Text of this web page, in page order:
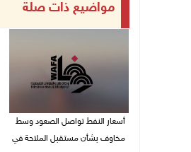
مواضيع ذات صلة
أسعار النفط تواصل الصعود وسط
مخاوف بشأن مستقبل الملاحة في